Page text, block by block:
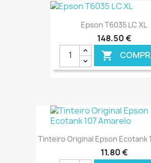
Epson T6035 LC XL
148,50 €

€
Tinteiro Original Epson Ecotank
11,80 €